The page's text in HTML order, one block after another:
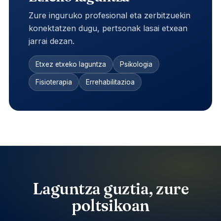
Zure inguruko profesional eta zerbitzuekin
konektatzen dugu, pertsonak lasai etxean
jarrai dezan.
Etxez etxeko laguntza Psikologia
Fisioterapia Errehabilitazioa
Laguntza guztia, zure
poltsikoan